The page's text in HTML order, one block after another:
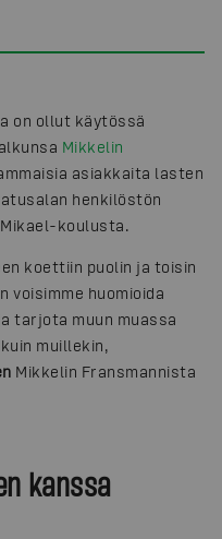
on ollut käytössä
Mikkelin
asiakkaita lasten
henkilöstön
koulusta.
koettiin puolin ja toisin
voisimme huomioida
tarjota muun muassa
muillekin,
Mikkelin Fransmannista
kanssa